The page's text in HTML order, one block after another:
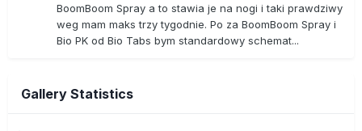
BoomBoom Spray a to stawia je na nogi i taki prawdziwy
weg mam maks trzy tygodnie. Po za BoomBoom Spray i
Bio PK od Bio Tabs bym standardowy schemat...
Gallery Statistics